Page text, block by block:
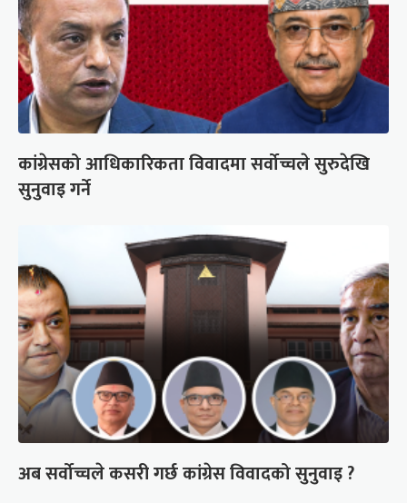
कांग्रेसको आधिकारिकता विवादमा सर्वोच्चले सुरुदेखि
सुनुवाइ गर्ने
अब सर्वोच्चले कसरी गर्छ कांग्रेस विवादको सुनुवाइ ?